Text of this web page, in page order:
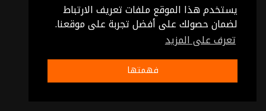
يستخدم هذا الموقع ملفات تعريف الارتباط
لضمان حصولك على أفضل تجربة على موقعنا.
تعرف على المزيد
فهمتها
إلغاء في أي وقت
فقط $7.99 شهريا أو $59.99 سنويا
شروط الإستخدام-